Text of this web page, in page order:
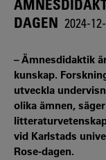
DAGEN 2024-
– Ämnesdidaktik
kunskap.
utveckla
olika ämnen,
vid Karlstads
Rose-dagen.